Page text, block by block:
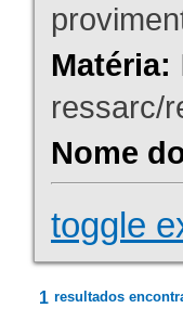
Matéria:
ressarc/
Nome
toggle
1 resultados